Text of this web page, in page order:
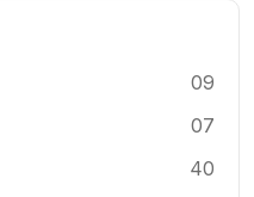
09
07
40